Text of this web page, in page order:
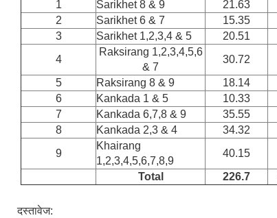
1
Sarikhet 8 & 9 21.63
2
Sarikhet 6 & 7 15.35
3
Sarikhet 1,2,3,4 & 5 20.51
4
Raksirang 1,2,3,4,5,6
& 7
30.72
5
Raksirang 8 & 9 18.14
6
Kankada 1 & 5 10.33
7
Kankada 6,7,8 & 9 35.55
8
Kankada 2,3 & 4 34.32
9
Khairang
1,2,3,4,5,6,7,8,9
40.15
Total
226.7
दस्तावेज: